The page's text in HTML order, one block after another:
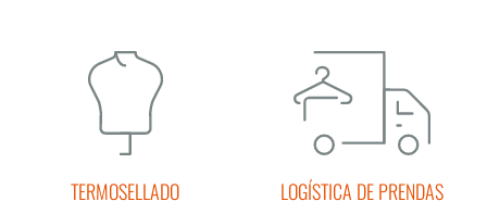
TERMOSELLADO LOGÍSTICA DE PRENDAS